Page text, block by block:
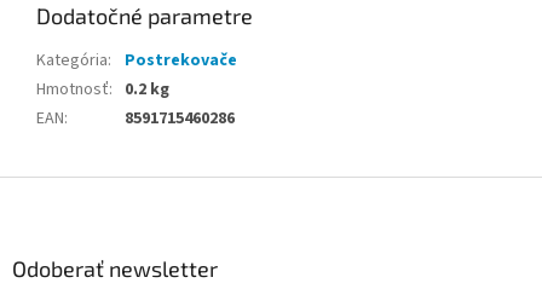
Dodatočné parametre
Kategória:
Postrekovače
Hmotnosť: 0.2 kg
EAN: 8591715460286
Odoberať newsletter